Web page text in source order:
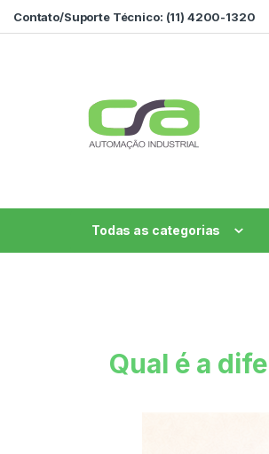
Contato/Suporte Técnico: (11) 4200-1320
Todas as categorias
Qual é a